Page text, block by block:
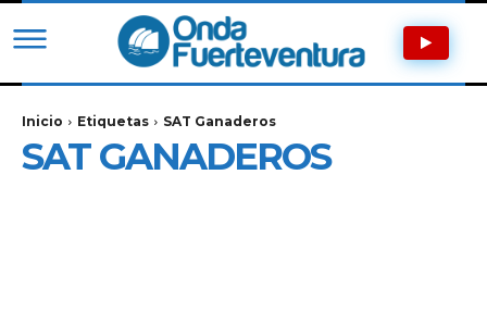
Inicio Etiquetas SAT Ganaderos
SAT GANADEROS